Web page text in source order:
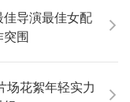
佳导演最佳女配
突围
场花絮年轻实力